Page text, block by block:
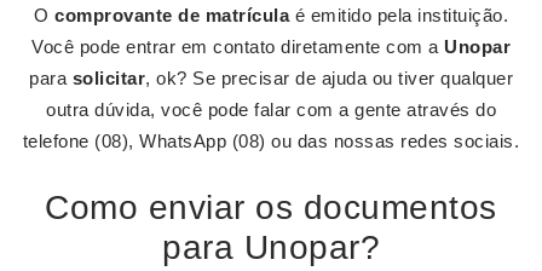
O comprovante de matrículaé emitido pela instituição.
Você pode entrar em contato diretamente com a Unopar
para solicitar, ok? Se precisar de ajuda ou tiver qualquer
outra dúvida, você pode falar com a gente através do
telefone (08), WhatsApp (08) ou das nossas redes sociais.
Como enviar os documentos
para Unopar?